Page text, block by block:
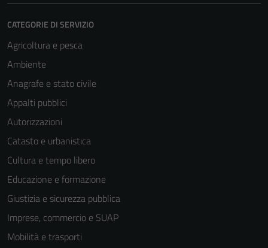
CATEGORIE DI SERVIZIO
Agricoltura e pesca
Ambiente
Anagrafe e stato civile
Appalti pubblici
Autorizzazioni
Catasto e urbanistica
Cultura e tempo libero
Educazione e formazione
Giustizia e sicurezza pubblica
Imprese, commercio e SUAP
Mobilità e trasporti